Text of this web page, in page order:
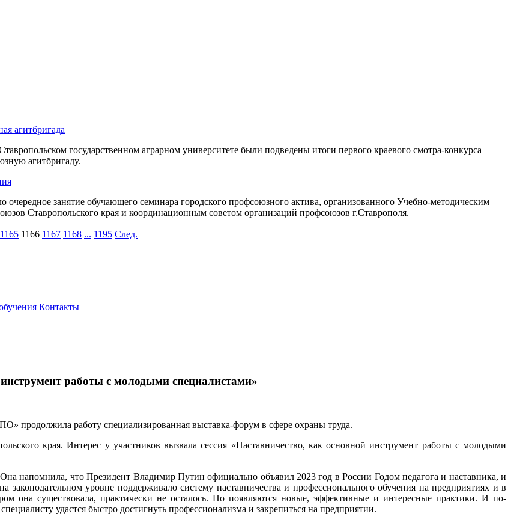
агитбригада
государственном аграрном университете были подведены итоги первого краевого смотра-конкурса
агитбригаду.
занятие обучающего семинара городского профсоюзного актива, организованного Учебно-методическим
Ставропольского края и координационным советом организаций профсоюзов г.Ставрополя.
1165 1166 1167 1168 ... 1195 След.
Контакты
работы с молодыми специалистами»
продолжила работу специализированная выставка-форум в сфере охраны труда.
края. Интерес у участников вызвала сессия «Наставничество, как основной инструмент работы с молодыми
что Президент Владимир Путин официально объявил 2023 год в России Годом педагога и наставника, и
законодательном уровне поддерживало систему наставничества и профессионального обучения на предприятиях и в
она существовала, практически не осталось. Но появляются новые, эффективные и интересные практики. И по-
удастся быстро достигнуть профессионализма и закрепиться на предприятии.